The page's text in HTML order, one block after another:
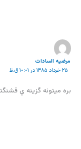
مرضيه السادات
۲۵ خرداد ۱۳۸۵ در ۱۰:۰۱ ق.ظ
بره ميتونه گزينه ي